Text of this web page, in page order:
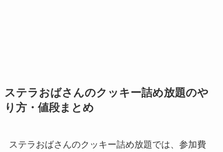
ステラおばさんのクッキー詰め放題のや
り方・値段まとめ
ステラおばさんのクッキー詰め放題では、参加費